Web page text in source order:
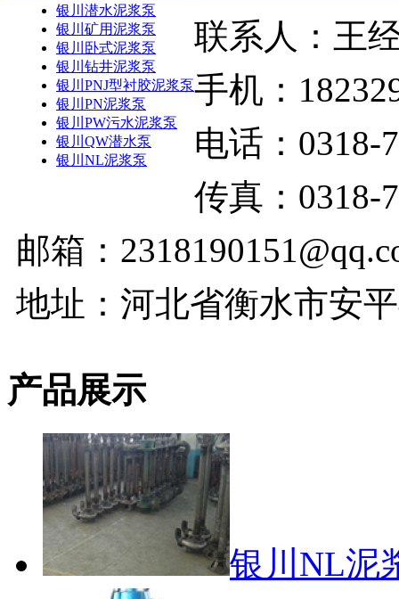
银川潜水泥浆泵
银川矿用泥浆泵
银川卧式泥浆泵
银川钻井泥浆泵
银川PNJ型衬胶泥浆泵
银川PN泥浆泵
银川PW污水泥浆泵
银川QW潜水泵
银川NL泥浆泵
联系人：王
手机：
电话：0318-
传真：0318-
邮箱：
地址：河北省衡水市安
产品展示
银川NL泥